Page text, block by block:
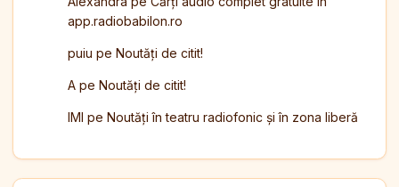
app.radiobabilon.ro
puiu pe Noutăți de citit!
A pe Noutăți de citit!
IMI pe Noutăți în teatru radiofonic și în zona liberă